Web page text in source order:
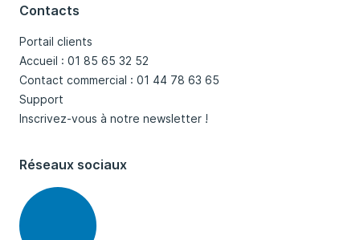
Contacts
Portail clients
Accueil : 01 85 65 32 52
Contact commercial : 01 44 78 63 65
Support
Inscrivez-vous à notre newsletter !
Réseaux sociaux